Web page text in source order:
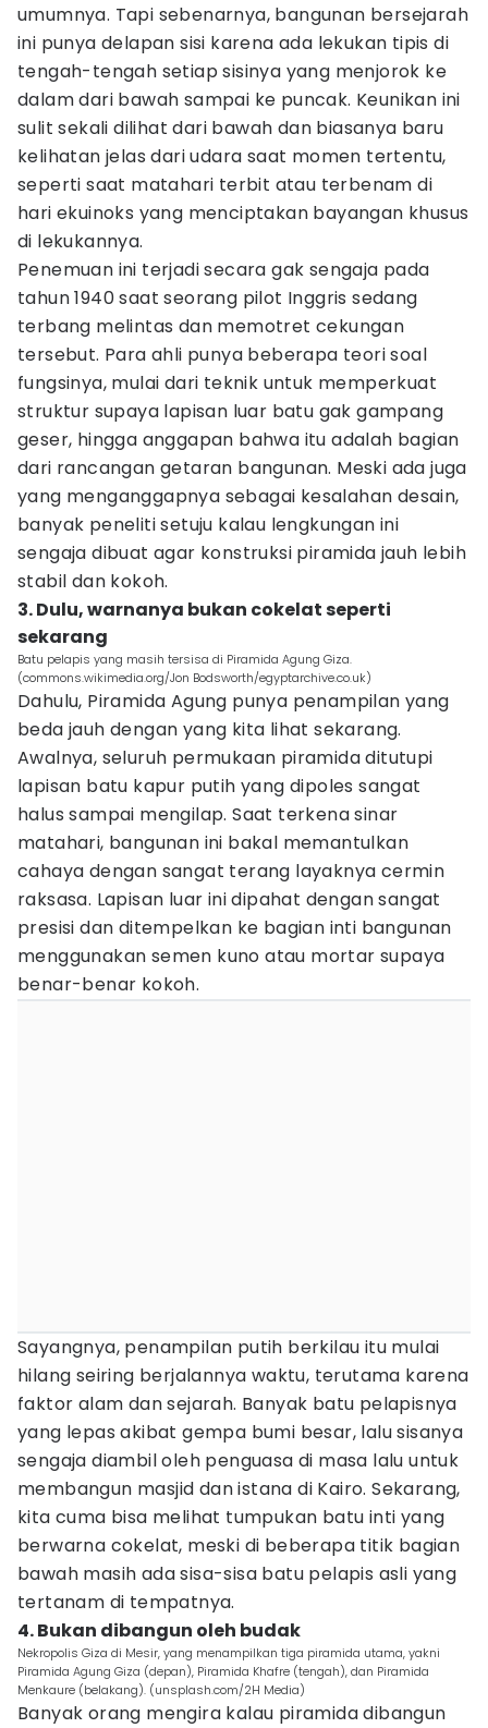
umumnya. Tapi sebenarnya, bangunan bersejarah
ini punya delapan sisi karena ada lekukan tipis di
tengah-tengah setiap sisinya yang menjorok ke
dalam dari bawah sampai ke puncak. Keunikan ini
sulit sekali dilihat dari bawah dan biasanya baru
kelihatan jelas dari udara saat momen tertentu,
seperti saat matahari terbit atau terbenam di
hari ekuinoks yang menciptakan bayangan khusus
di lekukannya.
Penemuan ini terjadi secara gak sengaja pada
tahun 1940 saat seorang pilot Inggris sedang
terbang melintas dan memotret cekungan
tersebut. Para ahli punya beberapa teori soal
fungsinya, mulai dari teknik untuk memperkuat
struktur supaya lapisan luar batu gak gampang
geser, hingga anggapan bahwa itu adalah bagian
dari rancangan getaran bangunan. Meski ada juga
yang menganggapnya sebagai kesalahan desain,
banyak peneliti setuju kalau lengkungan ini
sengaja dibuat agar konstruksi piramida jauh lebih
stabil dan kokoh.
3. Dulu, warnanya bukan cokelat seperti
sekarang
Batu pelapis yang masih tersisa di Piramida Agung Giza.
(commons.wikimedia.org/Jon Bodsworth/egyptarchive.co.uk)
Dahulu, Piramida Agung punya penampilan yang
beda jauh dengan yang kita lihat sekarang.
Awalnya, seluruh permukaan piramida ditutupi
lapisan batu kapur putih yang dipoles sangat
halus sampai mengilap. Saat terkena sinar
matahari, bangunan ini bakal memantulkan
cahaya dengan sangat terang layaknya cermin
raksasa. Lapisan luar ini dipahat dengan sangat
presisi dan ditempelkan ke bagian inti bangunan
menggunakan semen kuno atau mortar supaya
benar-benar kokoh.
Sayangnya, penampilan putih berkilau itu mulai
hilang seiring berjalannya waktu, terutama karena
faktor alam dan sejarah. Banyak batu pelapisnya
yang lepas akibat gempa bumi besar, lalu sisanya
sengaja diambil oleh penguasa di masa lalu untuk
membangun masjid dan istana di Kairo. Sekarang,
kita cuma bisa melihat tumpukan batu inti yang
berwarna cokelat, meski di beberapa titik bagian
bawah masih ada sisa-sisa batu pelapis asli yang
tertanam di tempatnya.
4. Bukan dibangun oleh budak
Nekropolis Giza di Mesir, yang menampilkan tiga piramida utama, yakni
Piramida Agung Giza (depan), Piramida Khafre (tengah), dan Piramida
Menkaure (belakang). (unsplash.com/2H Media)
Banyak orang mengira kalau piramida dibangun